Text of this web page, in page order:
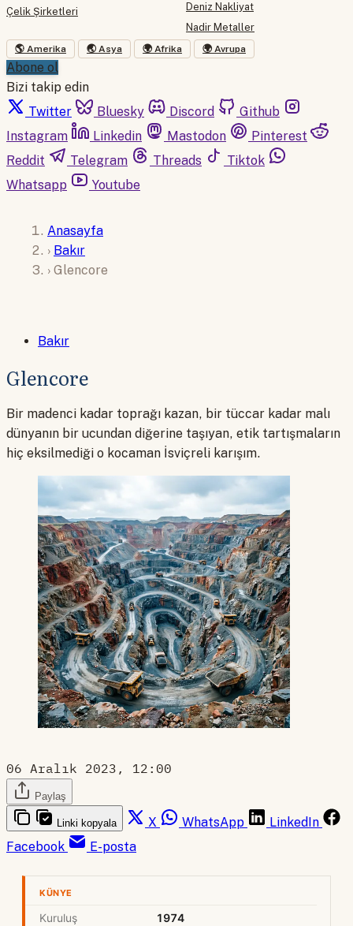
Çelik Şirketleri
Deniz Nakliyat
Nadir Metaller
🌎 Amerika 🌏 Asya 🌍 Afrika 🌍 Avrupa
Abone ol
Bizi takip edin
Twitter
Bluesky Discord
Github
Instagram
Linkedin Mastodon
Pinterest
Reddit
Telegram Threads
Tiktok
Whatsapp
Youtube
Anasayfa
› Bakır
› Glencore
Bakır
Glencore
Bir madenci kadar toprağı kazan, bir tüccar kadar malı
dünyanın bir ucundan diğerine taşıyan, etik tartışmaların
hiç eksilmediği o kocaman İsviçreli karışım.
06 Aralık 2023, 12:00
Paylaş
Linki kopyala X WhatsApp
LinkedIn
Facebook
E-posta
KÜNYE
Kuruluş
1974